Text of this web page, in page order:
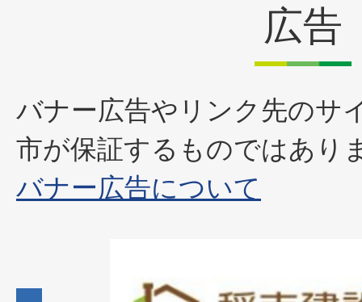
広告
バナー広告やリンク先のサ
市が保証するものではあり
バナー広告について